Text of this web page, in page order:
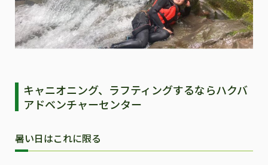
キャニオニング、ラフティングするならハクバ
アドベンチャーセンター
暑い日はこれに限る